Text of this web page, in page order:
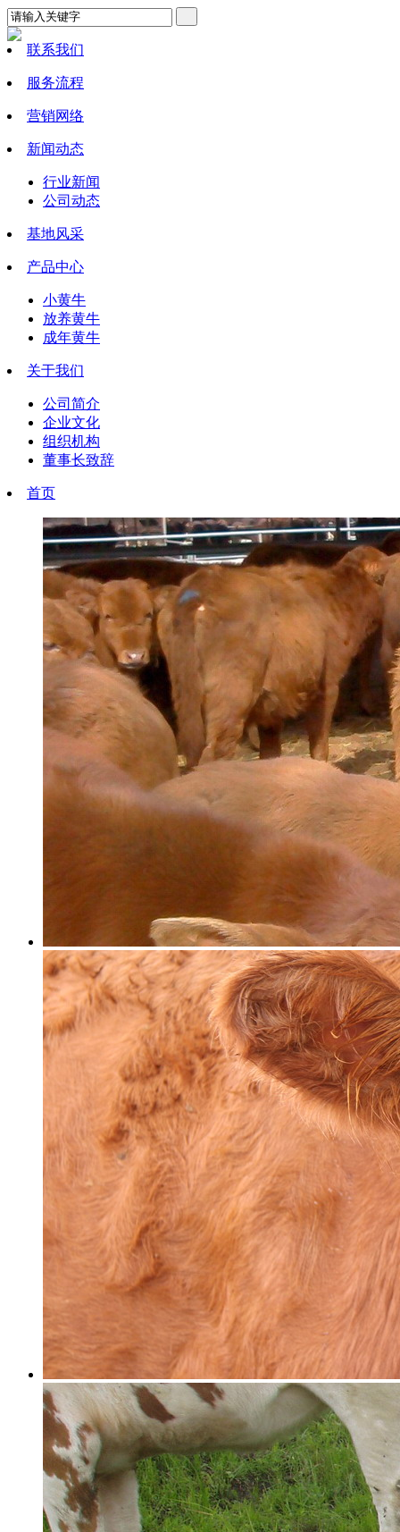
联系我们
服务流程
营销网络
新闻动态
行业新闻
公司动态
基地风采
产品中心
小黄牛
放养黄牛
成年黄牛
关于我们
公司简介
企业文化
组织机构
董事长致辞
首页